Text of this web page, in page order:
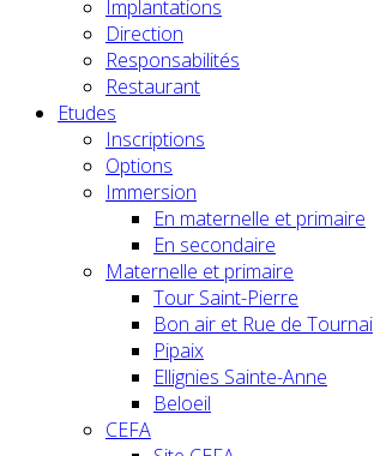
Implantations
Direction
Responsabilités
Restaurant
Etudes
Inscriptions
Options
Immersion
En maternelle et primaire
En secondaire
Maternelle et primaire
Tour Saint-Pierre
Bon air et Rue de Tournai
Pipaix
Ellignies Sainte-Anne
Beloeil
CEFA